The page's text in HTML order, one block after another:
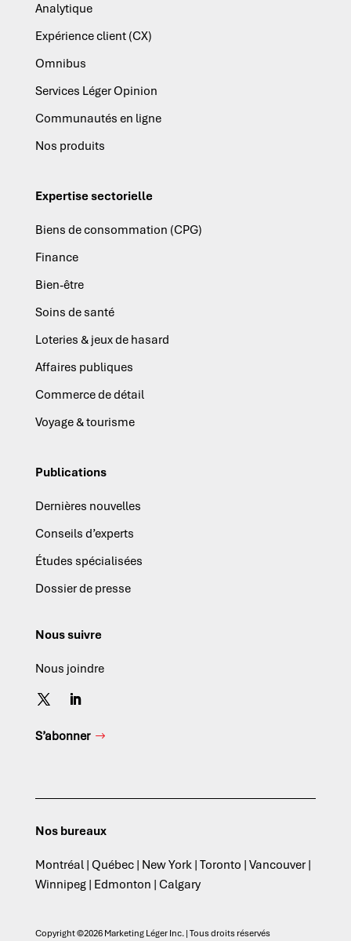
Analytique
Expérience client (CX)
Omnibus
Services Léger Opinion
Communautés en ligne
Nos produits
Expertise sectorielle
Biens de consommation (CPG)
Finance
Bien-être
Soins de santé
Loteries & jeux de hasard
Affaires publiques
Commerce de détail
Voyage & tourisme
Publications
Dernières nouvelles
Conseils d’experts
Études spécialisées
Dossier de presse
Nous suivre
Nous joindre
S’abonner
Nos bureaux
Montréal | Québec | New York | Toronto | Vancouver |
Winnipeg | Edmonton | Calgary
Copyright ©2026 Marketing Léger Inc. | Tous droits réservés